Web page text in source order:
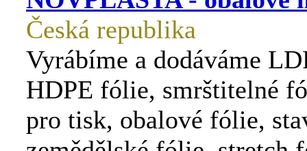
Česká republika
Vyrábíme a dodáváme
HDPE fólie, smrštitelné
pro tisk, obalové fólie,